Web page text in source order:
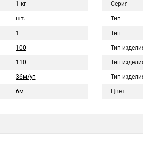
1 кг
шт.
1
100
110
36м/уп
6м
Серия
Тип
Тип
Тип
Тип
Тип
Цвет